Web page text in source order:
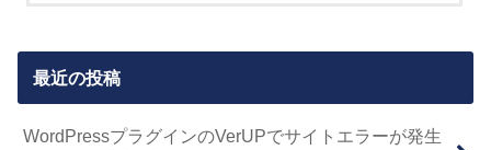
最近の投稿
WordPressプラグインのVerUPでサイトエラーが発生